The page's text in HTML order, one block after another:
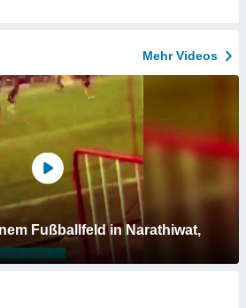
Mehr Videos
Fußballfeld in Narathiwat,